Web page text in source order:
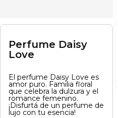
Perfume Daisy
Love
El perfume Daisy Love es
amor puro. Familia floral
que celebra la dulzura y el
romance femenino.
¡Disfurtá de un perfume de
lujo con tu esencia!